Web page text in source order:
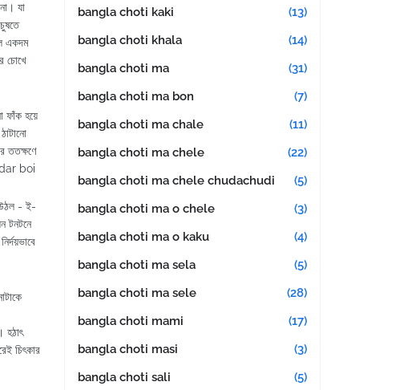
যা
একদম
চোখে
ফাঁক হয়ে
ততক্ষণে
boi
উঠল - ই-
টনটনে
হঠাৎ
চিৎকার
bangla choti kaki
(13)
bangla choti khala
(14)
bangla choti ma
(31)
bangla choti ma bon
(7)
bangla choti ma chale
(11)
bangla choti ma chele
(22)
bangla choti ma chele chudachudi
(5)
bangla choti ma o chele
(3)
bangla choti ma o kaku
(4)
bangla choti ma sela
(5)
bangla choti ma sele
(28)
bangla choti mami
(17)
bangla choti masi
(3)
bangla choti sali
(5)